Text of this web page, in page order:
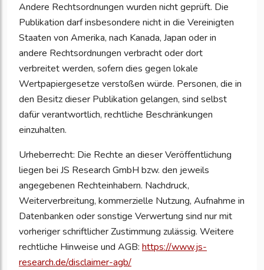
Andere Rechtsordnungen wurden nicht geprüft. Die
Publikation darf insbesondere nicht in die Vereinigten
Staaten von Amerika, nach Kanada, Japan oder in
andere Rechtsordnungen verbracht oder dort
verbreitet werden, sofern dies gegen lokale
Wertpapiergesetze verstoßen würde. Personen, die in
den Besitz dieser Publikation gelangen, sind selbst
dafür verantwortlich, rechtliche Beschränkungen
einzuhalten.
Urheberrecht: Die Rechte an dieser Veröffentlichung
liegen bei JS Research GmbH bzw. den jeweils
angegebenen Rechteinhabern. Nachdruck,
Weiterverbreitung, kommerzielle Nutzung, Aufnahme in
Datenbanken oder sonstige Verwertung sind nur mit
vorheriger schriftlicher Zustimmung zulässig. Weitere
rechtliche Hinweise und AGB: https://www.js-
research.de/disclaimer-agb/